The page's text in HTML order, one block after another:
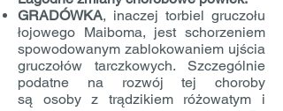
GRADÓWKA, inaczej torbiel gruczołu
łojowego Maiboma, jest schorzeniem
spowodowanym zablokowaniem ujścia
gruczołów tarczkowych. Szczególnie
podatne na rozwój tej choroby
są osoby z trądzikiem różowatym i